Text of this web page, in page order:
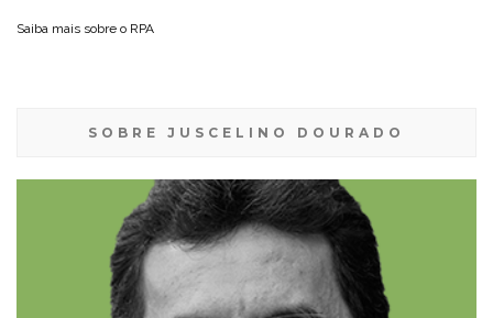
Saiba mais sobre o RPA
SOBRE JUSCELINO DOURADO